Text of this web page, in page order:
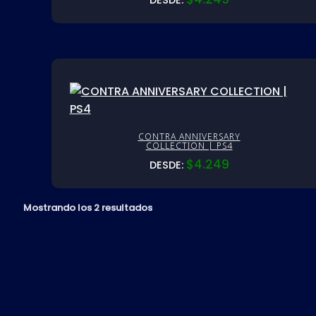
CONTRA ANNIVERSARY
COLLECTION | PS4
DESDE: $4.249
Mostrando los 2 resultados